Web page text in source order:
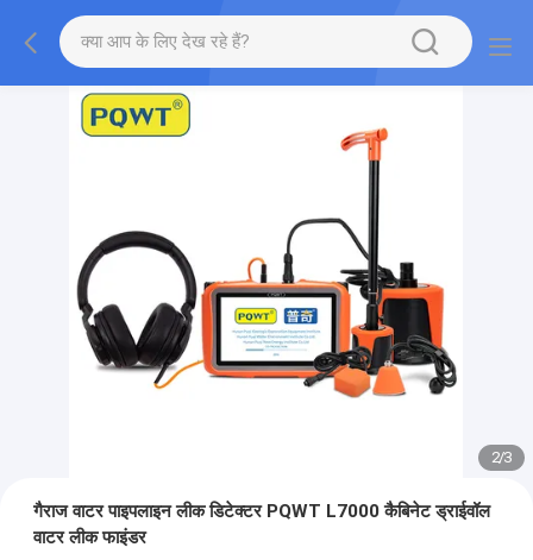
2/3
गैराज वाटर पाइपलाइन लीक डिटेक्टर PQWT L7000 कैबिनेट ड्राईवॉल
वाटर लीक फाइंडर